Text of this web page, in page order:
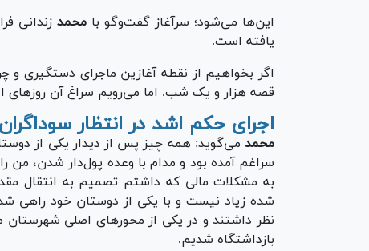
این‌ها می‌شود؛ سرآغاز گفت‌وگو با محمد زندانی
یافته است.
اگر بخواهیم از نقطه آغازین ماجرای
قصه هزار و یک شب. اما می‌رویم سراغ آن روز‌های
اجرای حکم اشد در انتظار
محمد می‌گوید: همه چیز پس از دیدار یکی از
سراغم آمده بود و مدام با وعده پول‌دار شدن، من
به مشکلات مالی که داشتم تصمیم به انتقال
شده زیاد نیست و با یکی از دوستان خود راهی
نظر داشتند و در یکی از محور‌های اصلی شهرستان
بازداشتگاه شدیم.